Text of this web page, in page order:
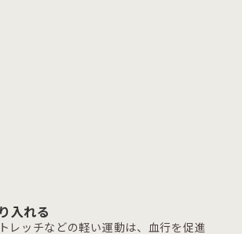
入れる
レッチなどの軽い運動は、血行を促進